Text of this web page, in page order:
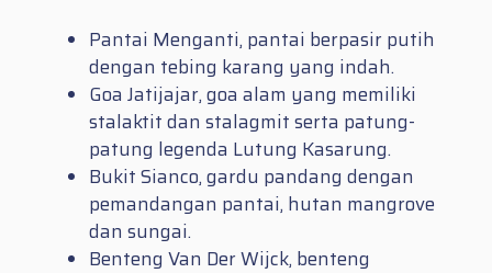
Pantai Menganti, pantai berpasir putih
dengan tebing karang yang indah.
Goa Jatijajar, goa alam yang memiliki
stalaktit dan stalagmit serta patung-
patung legenda Lutung Kasarung.
Bukit Sianco, gardu pandang dengan
pemandangan pantai, hutan mangrove
dan sungai.
Benteng Van Der Wijck, benteng